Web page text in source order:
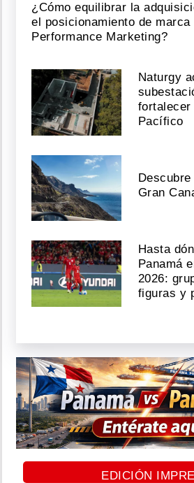
¿Cómo equilibrar la
el posicionamiento de marca
Performance Marketing?
Naturgy
fortalecer
Pacífico
Gran
Hasta
Panamá
2026:
figuras y
EDICIÓN